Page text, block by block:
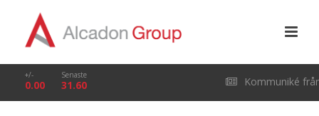
+/-
0.00
Senaste
31.60 Kommuniké